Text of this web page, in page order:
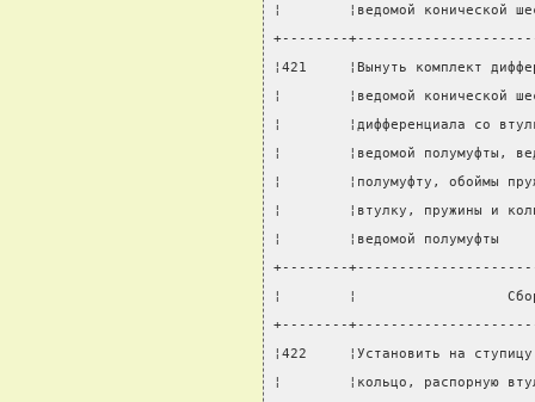
¦        ¦ведомой
+--------
¦421     ¦Вынуть комплект
¦        ¦ведомой
¦        ¦дифференциала со
¦        ¦ведомой полумуфты,
¦        ¦полумуфту, обоймы
¦        ¦втулку, пружины и
¦        ¦ведомой
+--------
¦        ¦
+--------
¦422     ¦Установить на
¦        ¦кольцо, распорную